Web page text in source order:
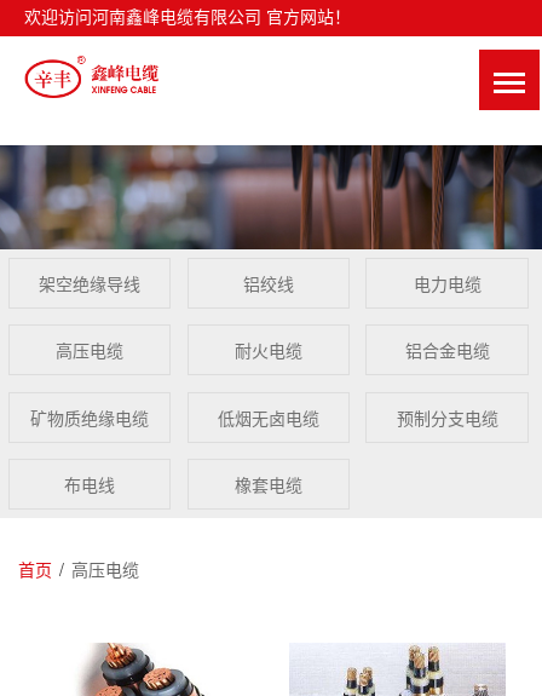
欢迎访问河南鑫峰电缆有限公司 官方网站！
架空绝缘导线 铝绞线 电力电缆
高压电缆 耐火电缆 铝合金电缆
矿物质绝缘电缆 低烟无卤电缆 预制分支电缆
布电线 橡套电缆
首页 / 高压电缆